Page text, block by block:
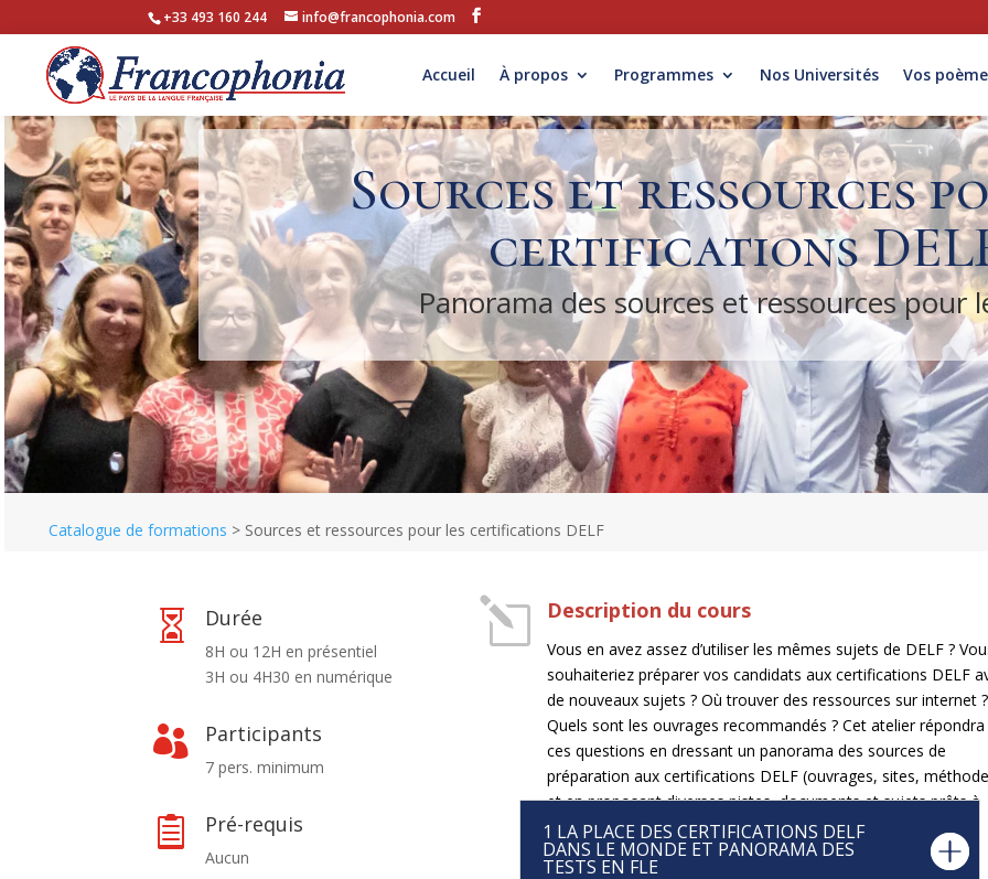
+33 493 160 244 info@francophonia.com
Accueil À propos Programmes Nos Universités Vos
Sources et ressources
certifications
Panorama des sources et ressources pour
Catalogue de formations > Sources et ressources pour les certifications DELF
 Durée
8H ou 12H en présentiel
3H ou 4H30 en numérique
 Participants
7 pers. minimum
 Pré-requis
Aucun
l Description du cours
Vous en avez assez d’utiliser les mêmes sujets de DELF ?
souhaiteriez préparer vos candidats aux certifications DELF
de nouveaux sujets ? Où trouver des ressources sur internet ?
Quels sont les ouvrages recommandés ? Cet atelier
ces questions en dressant un panorama des sources de
préparation aux certifications DELF (ouvrages, sites,
et en proposant diverses pistes, documents et sujets prêts à
être utilisés.
1 LA PLACE DES CERTIFICATIONS DELF
DANS LE MONDE ET PANORAMA DES
TESTS EN FLE